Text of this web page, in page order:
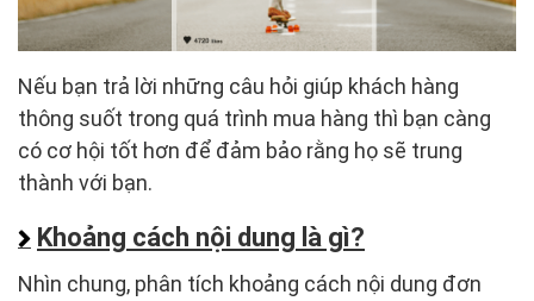
Nếu bạn trả lời những câu hỏi giúp khách hàng
thông suốt trong quá trình mua hàng thì bạn càng
có cơ hội tốt hơn để đảm bảo rằng họ sẽ trung
thành với bạn.
Khoảng cách nội dung là gì?
Nhìn chung, phân tích khoảng cách nội dung đơn